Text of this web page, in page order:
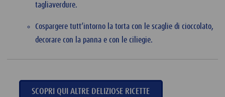
tagliaverdure.
Cospargere tutt’intorno la torta con le scaglie di cioccolato,
decorare con la panna e con le ciliegie.
SCOPRI QUI ALTRE DELIZIOSE RICETTE